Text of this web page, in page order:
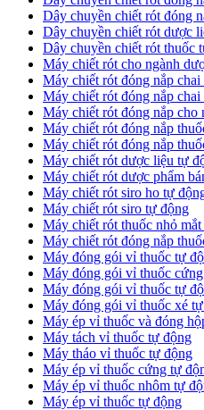
​Dây chuyền chiết rót đóng
Dây chuyền chiết rót dược
​Dây chuyền chiết rót thuốc
Máy chiết rót cho ngành
​Máy chiết rót đóng nắp
​Máy chiết rót đóng nắp
​Máy chiết rót đóng nắp cho
​Máy chiết rót đóng nắp
​Máy chiết rót đóng nắp
​Máy chiết rót dược liệu tự
Máy chiết rót dược phẩm
​Máy chiết rót siro ho tự
​Máy chiết rót siro tự động
​Máy chiết rót thuốc nhỏ
​Máy chiết rót đóng nắp
​Máy đóng gói vỉ thuốc tự
Máy đóng gói vỉ thuốc
Máy đóng gói vỉ thuốc tự
Máy đóng gói vỉ thuốc xé
​Máy ép vỉ thuốc và đóng
​Máy tách vỉ thuốc tự động
​Máy tháo vỉ thuốc tự động
​Máy ép vỉ thuốc cứng tự
Máy ép vỉ thuốc nhôm tự
Máy ép vỉ thuốc tự động​